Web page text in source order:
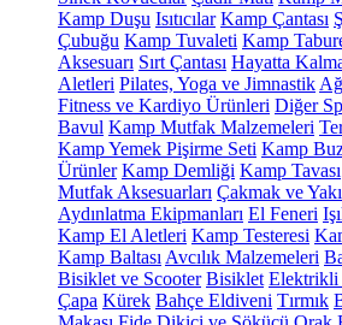
Kamp Duşu Isıtıcılar Kamp Çantası
Çubuğu Kamp Tuvaleti Kamp
Aksesuarı Sırt Çantası Hayatta
Aletleri Pilates, Yoga ve Jimnastik
Fitness ve Kardiyo Ürünleri Diğer
Bavul Kamp Mutfak Malzemeleri
Kamp Yemek Pişirme Seti Kamp
Ürünler Kamp Demliği Kamp Tavası
Mutfak Aksesuarları Çakmak ve
Aydınlatma Ekipmanları El Feneri
Kamp El Aletleri Kamp Testeresi
Kamp Baltası Avcılık Malzemeleri
Bisiklet ve Scooter Bisiklet Elektrikli
Çapa Kürek Bahçe Eldiveni Tırmık